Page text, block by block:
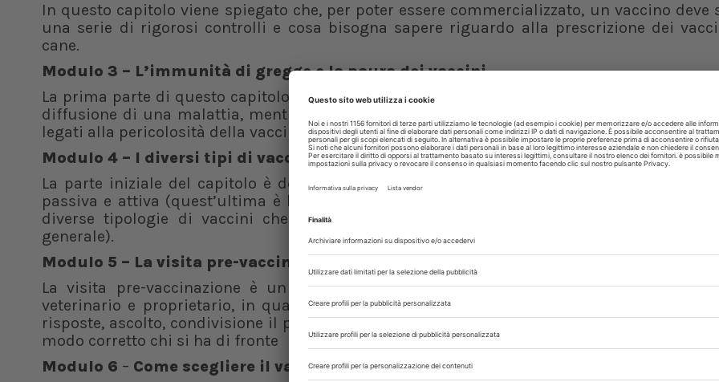
In questo capitolo viene spiegato che, per poter essere commercializzato, un vaccino deve
una serie di rigorosi controlli e cosa bisogna sapere riguardo alla prescrizione dei
cane.
Modulo 3 – L’immunità di gregge e la paura dei vaccini
La prima parte di questo capitolo spiega l’importanza dell’immunità di popolazione per
diffusione di una malattia, mentre la seconda parte è dedicata al mondo dei no-vax e ai
legati alla pericolosità della vaccinazione (le bufale e le ragioni della loro falsità).
Modulo 4 – I diversi tipi di vaccini
La parte iniziale del capitolo è dedicata a far capire la differenza sostanziale tra
passiva e attiva (quest’ultima è la vaccinazione), mentre il resto del capitolo spiega quali
diverse tipologie di vaccini che abbiamo a disposizione per proteggere uomini e
generale).
Modulo 5 – La visita pre-vaccinazione
La visita pre-vaccinazione è un momento estremamente importante nel confronto tra
veterinario e proprietario, in quanto comporta un’interazione bidirezionale basata su
risposte, ascolto, condivisione il più possibile empatica di dubbi e paure e capacità di
modo corretto chi si ha di fronte
Modulo 6 – Come scegliere il vaccino giusto